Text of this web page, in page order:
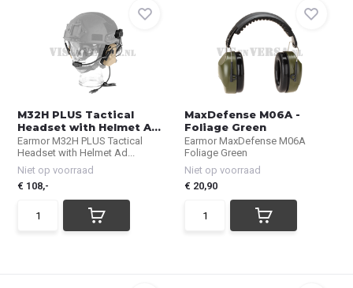
M32H PLUS Tactical
Headset with Helmet A...
Earmor M32H PLUS Tactical
Headset with Helmet Ad...
Niet op voorraad
€ 108,-
MaxDefense M06A -
Foliage Green
Earmor MaxDefense M06A
Foliage Green
Niet op voorraad
€ 20,90